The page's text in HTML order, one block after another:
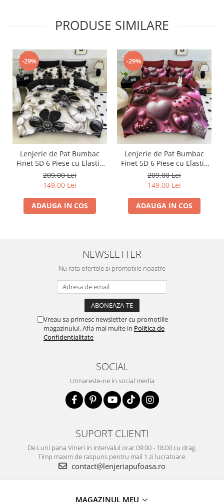
PRODUSE SIMILARE
-29%
Lenjerie de Pat Bumbac
Finet 5D 6 Piese cu Elastic
180x200 – Black Pearl
209,00 Lei
149,00 Lei
ADAUGA IN COS
-29%
Lenjerie de Pat Bumbac
Finet 5D 6 Piese cu Elastic
180x200 – Velvet Heart
209,00 Lei
149,00 Lei
ADAUGA IN COS
NEWSLETTER
Nu rata ofertele si promotiile noastre
Vreau sa primesc newsletter cu promotiile
magazinului. Afla mai multe in Politica de
Confidentialitate
SOCIAL
Urmareste-ne in social media
SUPORT CLIENTI
De Luni pana Vineri in intervalul orar 09:00 - 18:00 cu drag.
Timp maxim de raspuns pentru mail 1 zi lucratoare.
contact@lenjeriapufoasa.ro
MAGAZINUL MEU